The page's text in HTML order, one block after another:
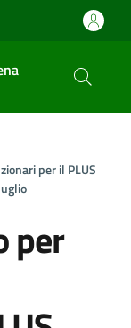
per il PLUS
per